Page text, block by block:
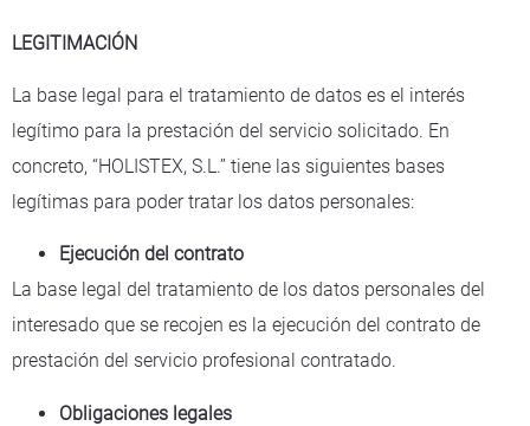
LEGITIMACIÓN
La base legal para el tratamiento de datos es el interés
legítimo para la prestación del servicio solicitado. En
concreto, “HOLISTEX, S.L.’’ tiene las siguientes bases
legítimas para poder tratar los datos personales:
Ejecución del contrato
La base legal del tratamiento de los datos personales del
interesado que se recojen es la ejecución del contrato de
prestación del servicio profesional contratado.
Obligaciones legales